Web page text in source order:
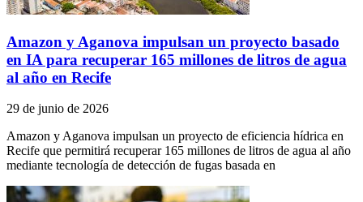
Amazon y Aganova impulsan un proyecto basado
en IA para recuperar 165 millones de litros de agua
al año en Recife
29 de junio de 2026
Amazon y Aganova impulsan un proyecto de eficiencia hídrica en
Recife que permitirá recuperar 165 millones de litros de agua al año
mediante tecnología de detección de fugas basada en